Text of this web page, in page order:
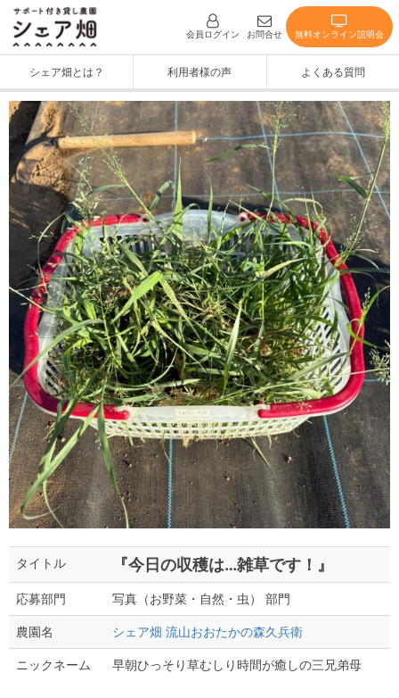
会員ログイン お問合せ 無料オンライン説明会
シェア畑とは？ 利用者様の声 よくある質問
タイトル 『今日の収穫は…雑草です！』
応募部門 写真（お野菜・自然・虫） 部門
農園名 シェア畑 流山おおたかの森久兵衛
ニックネーム 早朝ひっそり草むしり時間が癒しの三兄弟母